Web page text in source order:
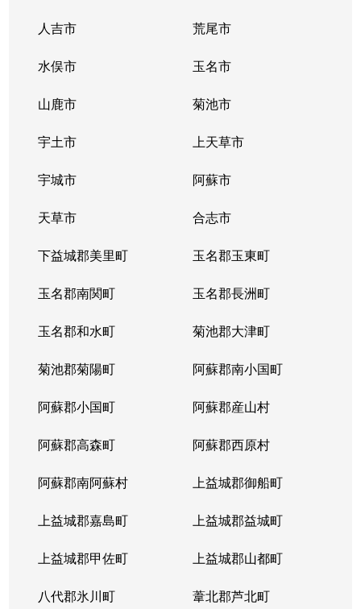
人吉市 荒尾市
水俣市 玉名市
山鹿市 菊池市
宇土市 上天草市
宇城市 阿蘇市
天草市 合志市
下益城郡美里町 玉名郡玉東町
玉名郡南関町 玉名郡長洲町
玉名郡和水町 菊池郡大津町
菊池郡菊陽町 阿蘇郡南小国町
阿蘇郡小国町 阿蘇郡産山村
阿蘇郡高森町 阿蘇郡西原村
阿蘇郡南阿蘇村 上益城郡御船町
上益城郡嘉島町 上益城郡益城町
上益城郡甲佐町 上益城郡山都町
八代郡氷川町 葦北郡芦北町